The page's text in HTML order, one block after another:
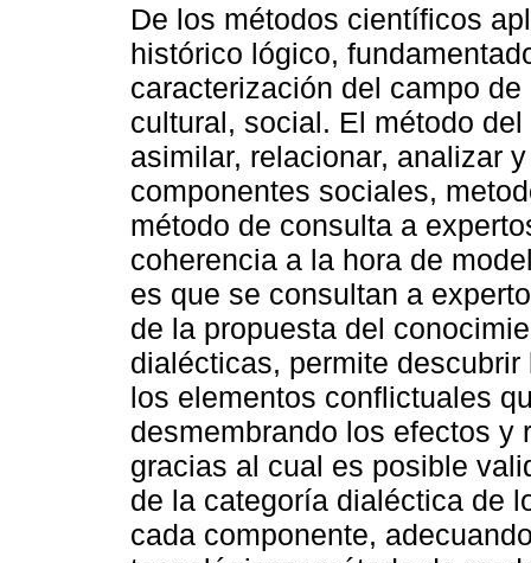
De los métodos científicos
histórico lógico,
caracterización del campo
cultural, social. El método
asimilar, relacionar, analizar
componentes sociales,
método de consulta a
coherencia a la hora de
es que se consultan a
de la propuesta del
dialécticas, permite
los elementos conflictuales
desmembrando los efectos y
gracias al cual es posible
de la categoría dialéctica de
cada componente,